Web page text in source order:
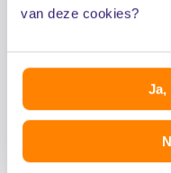
van deze cookies?
Ja,
Kan ik
toegang heb tot
Hoe lang moet ik
ingeschreven sta?